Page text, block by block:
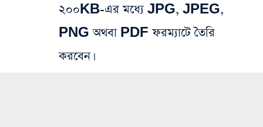
২০০KB-এর মধ্যে JPG, JPEG,
PNG অথবা PDF ফরম্যাটে তৈরি
করবেন।